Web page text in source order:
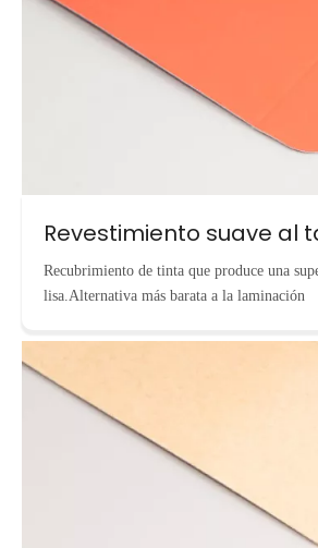
Revestimiento suave al
Recubrimiento de tinta que produce una
lisa.Alternativa más barata a la laminación